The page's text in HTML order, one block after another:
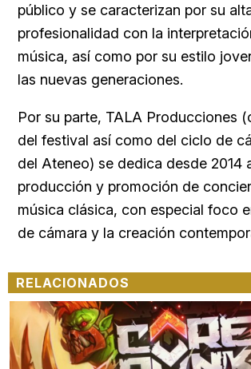
público y se caracterizan por su
profesionalidad con la
música, así como por su estilo
las nuevas generaciones.
Por su parte, TALA Producciones
del festival así como del ciclo de
del Ateneo) se dedica desde 2014
producción y promoción de
música clásica, con especial foco
de cámara y la creación
RELACIONADOS